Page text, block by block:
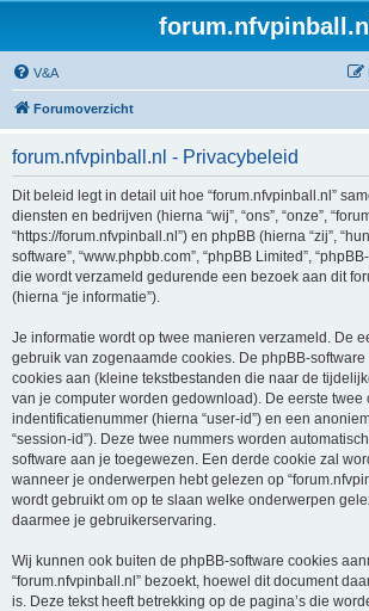
forum.nfvpinball.nl
V&A
Forumoverzicht
forum.nfvpinball.nl - Privacybeleid
Dit beleid legt in detail uit hoe “forum.nfvpinball.nl”
diensten en bedrijven (hierna “wij”, “ons”, “onze”,
“https://forum.nfvpinball.nl”) en phpBB (hierna “zij”,
software”, “www.phpbb.com”, “phpBB Limited”,
die wordt verzameld gedurende een bezoek aan dit
(hierna “je informatie”).
Je informatie wordt op twee manieren verzameld. De
gebruik van zogenaamde cookies. De phpBB-software
cookies aan (kleine tekstbestanden die naar de
van je computer worden gedownload). De eerste twee
indentificatienummer (hierna “user-id”) en een
“session-id”). Deze twee nummers worden
software aan je toegewezen. Een derde cookie zal
wanneer je onderwerpen hebt gelezen op
wordt gebruikt om op te slaan welke onderwerpen
daarmee je gebruikerservaring.
Wij kunnen ook buiten de phpBB-software cookies
“forum.nfvpinball.nl” bezoekt, hoewel dit document
is. Deze tekst heeft betrekking op de pagina’s die